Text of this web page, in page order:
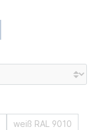
weiß RAL 9010